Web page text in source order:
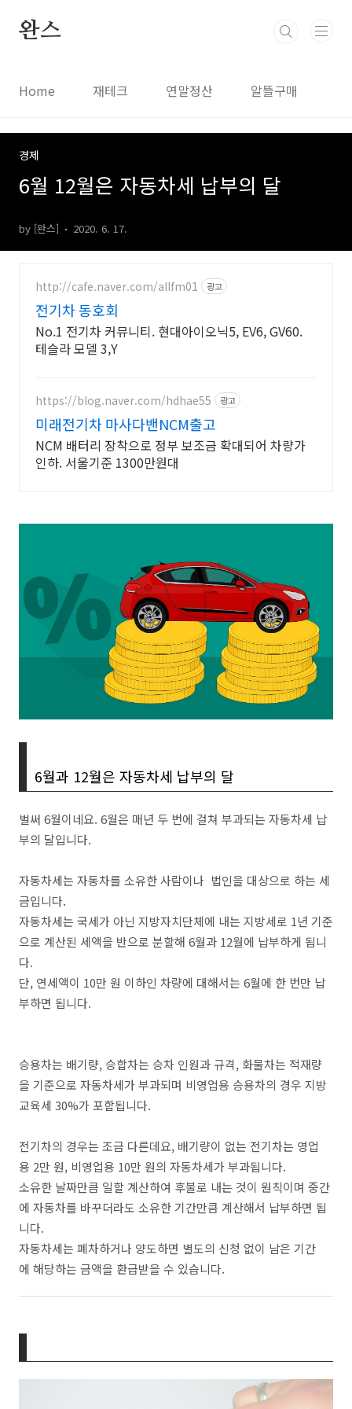
완스
Home 재테크 연말정산 알뜰구매
경제
6월 12월은 자동차세 납부의 달
by [완스] 2020. 6. 17.
http://cafe.naver.com/allfm01 광고
전기차 동호회
No.1 전기차 커뮤니티. 현대아이오닉5, EV6, GV60.
테슬라 모델 3,Y
https://blog.naver.com/hdhae55 광고
미래전기차 마사다밴NCM출고
NCM 배터리 장착으로 정부 보조금 확대되어 차량가
인하. 서울기준 1300만원대
6월과 12월은 자동차세 납부의 달
벌써 6월이네요. 6월은 매년 두 번에 걸쳐 부과되는 자동차세 납
부의 달입니다.
자동차세는 자동차를 소유한 사람이나 법인을 대상으로 하는 세
금입니다.
자동차세는 국세가 아닌 지방자치단체에 내는 지방세로 1년 기준
으로 계산된 세액을 반으로 분할해 6월과 12월에 납부하게 됩니
다.
단, 연세액이 10만 원 이하인 차량에 대해서는 6월에 한 번만 납
부하면 됩니다.
승용차는 배기량, 승합차는 승차 인원과 규격, 화물차는 적재량
을 기준으로 자동차세가 부과되며 비영업용 승용차의 경우 지방
교육세 30%가 포함됩니다.
전기차의 경우는 조금 다른데요, 배기량이 없는 전기차는 영업
용 2만 원, 비영업용 10만 원의 자동차세가 부과됩니다.
소유한 날짜만큼 일할 계산하여 후불로 내는 것이 원칙이며 중간
에 자동차를 바꾸더라도 소유한 기간만큼 계산해서 납부하면 됩
니다.
자동차세는 폐차하거나 양도하면 별도의 신청 없이 남은 기간
에 해당하는 금액을 환급받을 수 있습니다.